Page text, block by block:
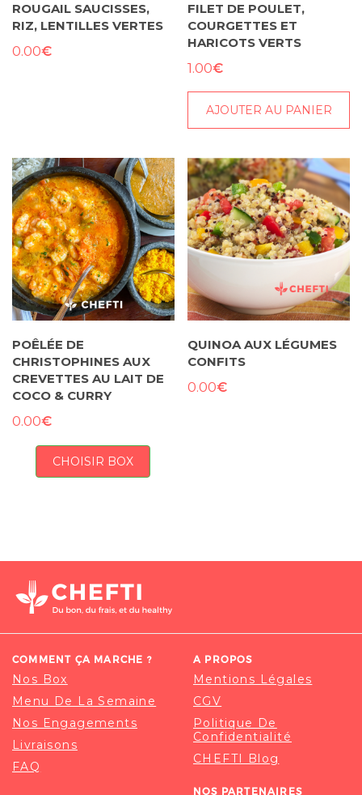
ROUGAIL SAUCISSES,
RIZ, LENTILLES VERTES
0.00€
FILET DE POULET,
COURGETTES ET
HARICOTS VERTS
1.00€
AJOUTER AU PANIER
POÊLÉE DE
CHRISTOPHINES AUX
CREVETTES AU LAIT DE
COCO & CURRY
0.00€
CHOISIR BOX
QUINOA AUX LÉGUMES
CONFITS
0.00€
COMMENT ÇA MARCHE ?
Nos Box
Menu De La Semaine
Nos Engagements
Livraisons
FAQ
A PROPOS
Mentions Légales
CGV
Politique De
Confidentialité
CHEFTI Blog
NOS PARTENAIRES